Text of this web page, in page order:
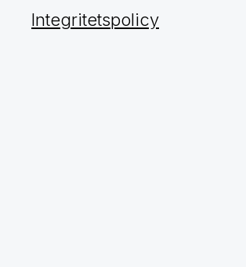
Integritetspolicy